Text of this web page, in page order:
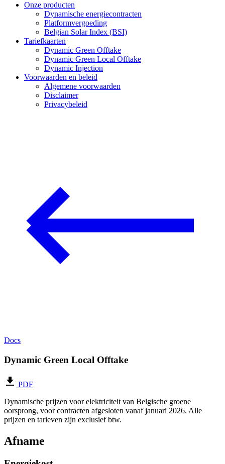
Onze producten
Dynamische energiecontracten
Platformvergoeding
Belgian Solar Index (BSI)
Tariefkaarten
Dynamic Green Offtake
Dynamic Green Local Offtake
Dynamic Injection
Voorwaarden en beleid
Algemene voorwaarden
Disclaimer
Privacybeleid
Docs
Dynamic Green Local Offtake
PDF
Dynamische prijzen voor elektriciteit van Belgische groene
oorsprong, voor contracten afgesloten vanaf januari 2026. Alle
prijzen en tarieven zijn exclusief btw.
Afname